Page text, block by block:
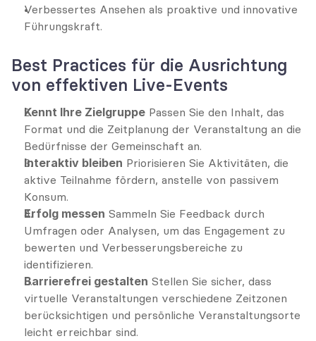
Verbessertes Ansehen als proaktive und innovative
Führungskraft.
Best Practices für die Ausrichtung
von effektiven Live-Events
Kennt Ihre Zielgruppe Passen Sie den Inhalt, das
Format und die Zeitplanung der Veranstaltung an die
Bedürfnisse der Gemeinschaft an.
Interaktiv bleiben Priorisieren Sie Aktivitäten, die
aktive Teilnahme fördern, anstelle von passivem
Konsum.
Erfolg messen Sammeln Sie Feedback durch
Umfragen oder Analysen, um das Engagement zu
bewerten und Verbesserungsbereiche zu
identifizieren.
Barrierefrei gestalten Stellen Sie sicher, dass
virtuelle Veranstaltungen verschiedene Zeitzonen
berücksichtigen und persönliche Veranstaltungsorte
leicht erreichbar sind.